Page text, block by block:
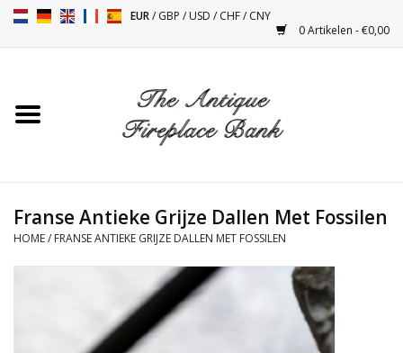
EUR/GBP /USD /CHF/CNY
0 Artikelen - €0,00
Toebehoren
Franse Antieke Grijze Dallen Met Fossilen
HOME/ FRANSE ANTIEKE GRIJZE DALLEN MET FOSSILEN